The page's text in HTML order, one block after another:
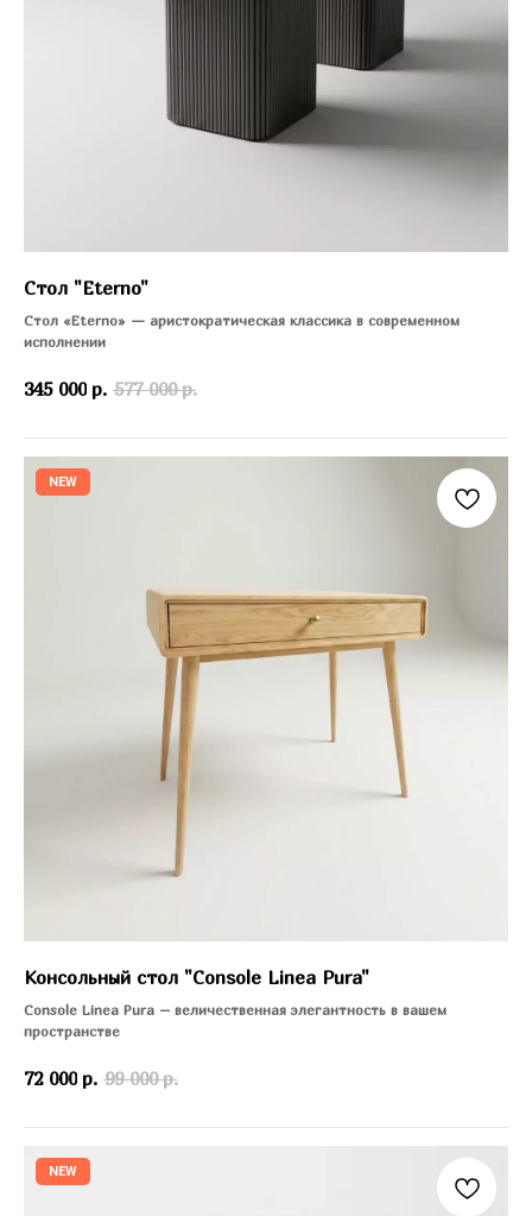
Стол "Eterno"
Стол «Eterno» — аристократическая классика в современном
исполнении
345 000 р. 577 000 р.
NEW
Консольный стол "Console Linea Pura"
Console Linea Pura – величественная элегантность в вашем
пространстве
72 000 р. 99 000 р.
NEW